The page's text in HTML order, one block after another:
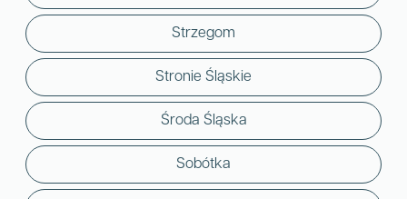
Strzegom
Stronie Śląskie
Środa Śląska
Sobótka